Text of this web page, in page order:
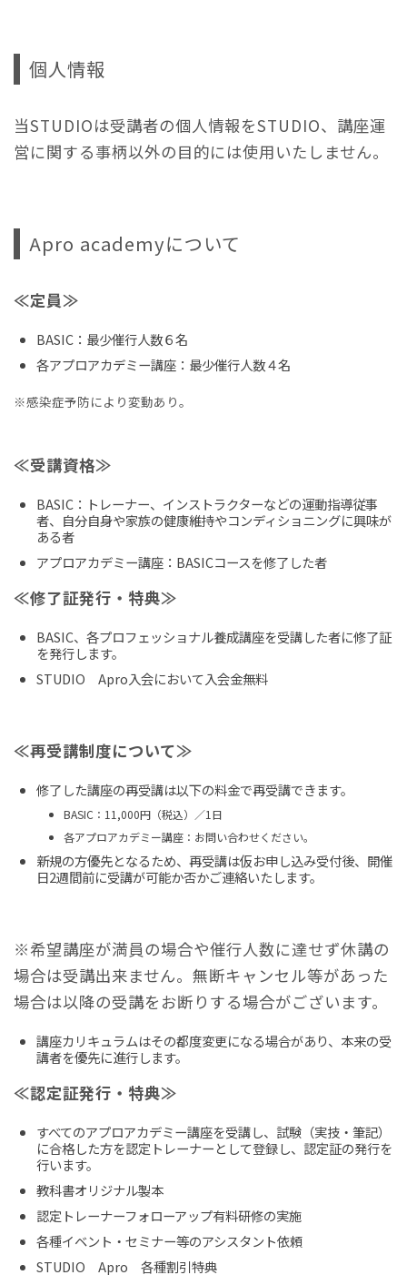
個人情報
当STUDIOは受講者の個人情報をSTUDIO、講座運
営に関する事柄以外の目的には使用いたしません。
Apro academyについて
≪定員≫
BASIC：最少催行人数６名
各アプロアカデミー講座：最少催行人数４名
※感染症予防により変動あり。
≪受講資格≫
BASIC：トレーナー、インストラクターなどの運動指導従事
者、自分自身や家族の健康維持やコンディショニングに興味が
ある者
アプロアカデミー講座：BASICコースを修了した者
≪修了証発行・特典≫
BASIC、各プロフェッショナル養成講座を受講した者に修了証
を発行します。
STUDIO Apro入会において入会金無料
≪再受講制度について≫
修了した講座の再受講は以下の料金で再受講できます。
BASIC：11,000円（税込）／1日
各アプロアカデミー講座：お問い合わせください。
新規の方優先となるため、再受講は仮お申し込み受付後、開催
日2週間前に受講が可能か否かご連絡いたします。
※希望講座が満員の場合や催行人数に達せず休講の
場合は受講出来ません。無断キャンセル等があった
場合は以降の受講をお断りする場合がございます。
講座カリキュラムはその都度変更になる場合があり、本来の受
講者を優先に進行します。
≪認定証発行・特典≫
すべてのアプロアカデミー講座を受講し、試験（実技・筆記）
に合格した方を認定トレーナーとして登録し、認定証の発行を
行います。
教科書オリジナル製本
認定トレーナーフォローアップ有料研修の実施
各種イベント・セミナー等のアシスタント依頼
STUDIO Apro 各種割引特典